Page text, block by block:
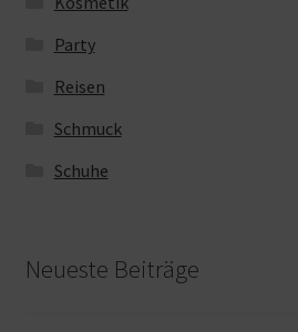
Party
Reisen
Schmuck
Schuhe
Neueste Beiträge